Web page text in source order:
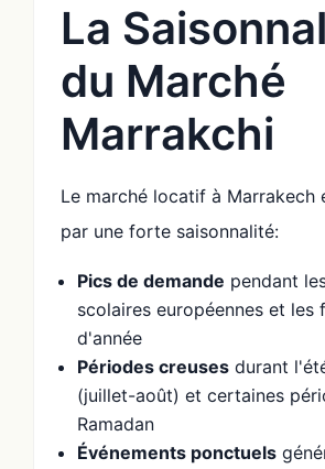
La
du Marché
Marrakchi
Le marché locatif à Marrakech
par une forte saisonnalité:
Pics de demande pendant
scolaires européennes et les
d'année
Périodes creuses durant
(juillet-août) et certaines
Ramadan
Événements ponctuels